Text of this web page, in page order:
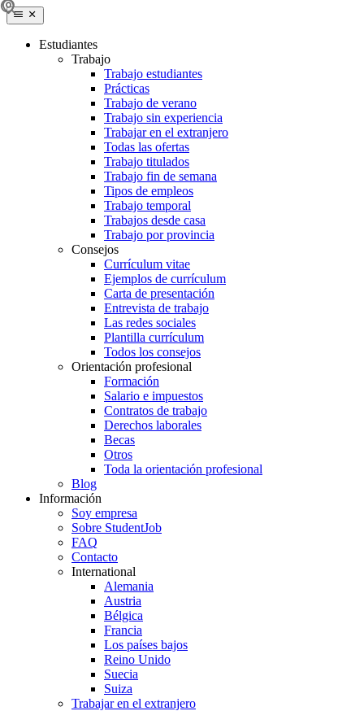
Estudiantes
Trabajo
Trabajo estudiantes
Prácticas
Trabajo de verano
Trabajo sin experiencia
Trabajar en el extranjero
Todas las ofertas
Trabajo titulados
Trabajo fin de semana
Tipos de empleos
Trabajo temporal
Trabajos desde casa
Trabajo por provincia
Consejos
Currículum vitae
Ejemplos de currículum
Carta de presentación
Entrevista de trabajo
Las redes sociales
Plantilla currículum
Todos los consejos
Orientación profesional
Formación
Salario e impuestos
Contratos de trabajo
Derechos laborales
Becas
Otros
Toda la orientación profesional
Blog
Información
Soy empresa
Sobre StudentJob
FAQ
Contacto
International
Alemania
Austria
Bélgica
Francia
Los países bajos
Reino Unido
Suecia
Suiza
Trabajar en el extranjero